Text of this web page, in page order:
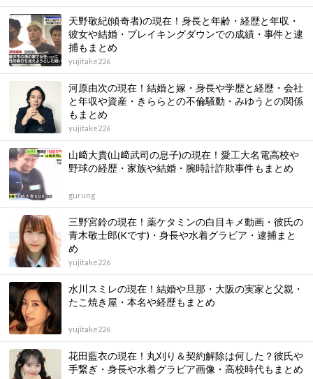
天野敬紀(傾奇者)の現在！身長と年齢・経歴と年収・
彼女や結婚・ブレイキングダウンでの成績・事件と逮
捕もまとめ
yujitake226
河原由次の現在！結婚と嫁・身長や学歴と経歴・会社
と年収や資産・きららとの不倫騒動・みゆうとの関係
もまとめ
yujitake226
山﨑大貴(山﨑武司の息子)の現在！愛工大名電高校や
野球の経歴・家族や結婚・腕時計詐欺事件もまとめ
gurung
三野宮鈴の現在！薬ケタミンの白目キメ動画・彼氏の
青木敬士郎(Kです)・身長や水着グラビア・逮捕まと
め
yujitake226
水川スミレの現在！結婚や旦那・大阪の実家と父親・
たこ焼き屋・本名や経歴もまとめ
yujitake226
花田藍衣の現在！丸刈り＆契約解除は何した？彼氏や
手繋ぎ・身長や水着グラビア画像・高校時代もまとめ